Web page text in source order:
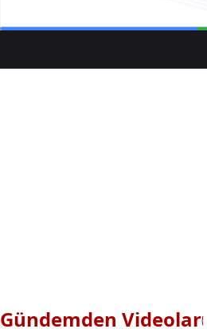
Gündemden Videolar